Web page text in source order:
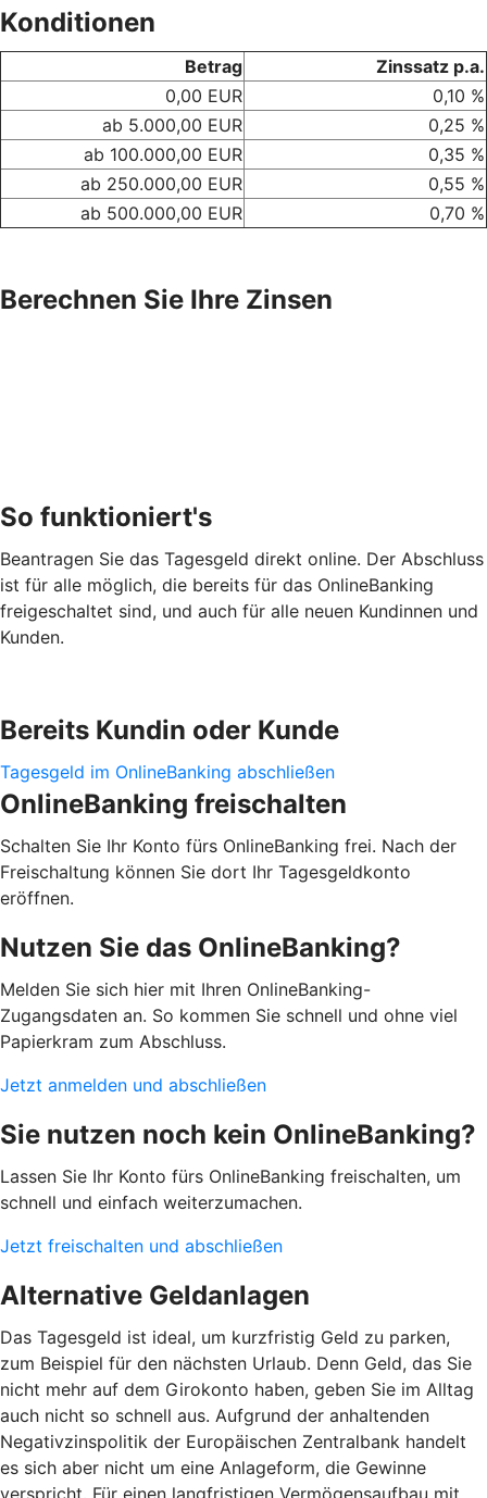
Konditionen
Betrag
Zinssatz p.a.
0,00 EUR
0,10 %
ab 5.000,00 EUR
0,25 %
ab 100.000,00 EUR
0,35 %
ab 250.000,00 EUR
0,55 %
ab 500.000,00 EUR
0,70 %
Berechnen Sie Ihre Zinsen
So funktioniert's
Beantragen Sie das Tagesgeld direkt online. Der Abschluss
ist für alle möglich, die bereits für das OnlineBanking
freigeschaltet sind, und auch für alle neuen Kundinnen und
Kunden.
Bereits Kundin oder Kunde
Tagesgeld im OnlineBanking abschließen
OnlineBanking freischalten
Schalten Sie Ihr Konto fürs OnlineBanking frei. Nach der
Freischaltung können Sie dort Ihr Tagesgeldkonto
eröffnen.
Nutzen Sie das OnlineBanking?
Melden Sie sich hier mit Ihren OnlineBanking-
Zugangsdaten an. So kommen Sie schnell und ohne viel
Papierkram zum Abschluss.
Jetzt anmelden und abschließen
Sie nutzen noch kein OnlineBanking?
Lassen Sie Ihr Konto fürs OnlineBanking freischalten, um
schnell und einfach weiterzumachen.
Jetzt freischalten und abschließen
Alternative Geldanlagen
Das Tagesgeld ist ideal, um kurzfristig Geld zu parken,
zum Beispiel für den nächsten Urlaub. Denn Geld, das Sie
nicht mehr auf dem Girokonto haben, geben Sie im Alltag
auch nicht so schnell aus. Aufgrund der anhaltenden
Negativzinspolitik der Europäischen Zentralbank handelt
es sich aber nicht um eine Anlageform, die Gewinne
verspricht. Für einen langfristigen Vermögensaufbau mit